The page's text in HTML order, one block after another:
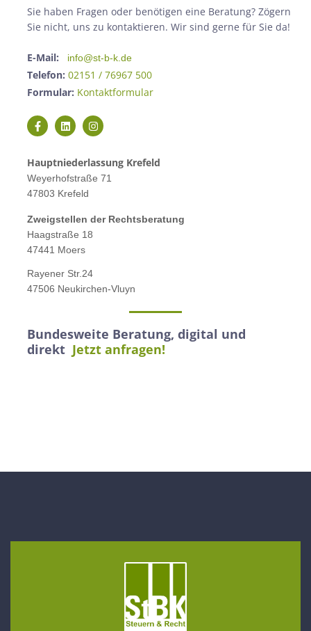
Sie haben Fragen oder benötigen eine Beratung? Zögern
Sie nicht, uns zu kontaktieren. Wir sind gerne für Sie da!
E-Mail: info@st-b-k.de
Telefon: 02151 / 76967 500
Formular: Kontaktformular
Hauptniederlassung Krefeld
Weyerhofstraße 71
47803 Krefeld
Zweigstellen der Rechtsberatung
Haagstraße 18
47441 Moers
Rayener Str.24
47506 Neukirchen-Vluyn
Bundesweite Beratung, digital und
direkt Jetzt anfragen!